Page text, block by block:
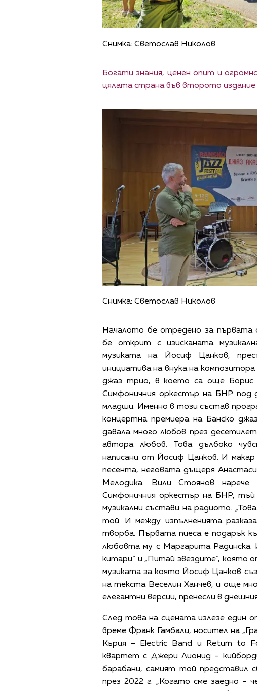
Снимка: Светослав Николов
Богати знания, ценен опит и
цялата страна във второто издание
Снимка: Светослав Николов
Началото бе отредено за
бе открит с изисканата
музиката на Йосиф Цанков,
инициатива на внука на
джаз трио, в което са още
Симфоничния оркестър на БНР
младши. Именно в този състав
концертна премиера на Банско
давала много любов през
автора любов. Това дълбоко
написани от Йосиф Цанков. И
песента, неговата дъщеря
Мелодика. Вили Стоянов
Симфоничния оркестър на БНР,
музикални състави на радиото.
той. И между изпълненията
творба. Първата пиеса е подарък
любовта му с Маргарита
китари“ и „Питай звездите“, която
музиката за която Йосиф Цанков
на текста Веселин Ханчев, и още
елегантни версии, пренесли в
След това на сцената излезе един
време Франк Гамбали, носител на
Кърия – Electric Band и Return to
квартет с Джери Лионид –
барабани, самият той представил
през 2022 г. „Когато сме заедно –